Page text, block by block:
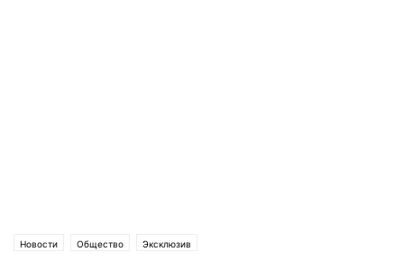
Новости Общество Эксклюзив